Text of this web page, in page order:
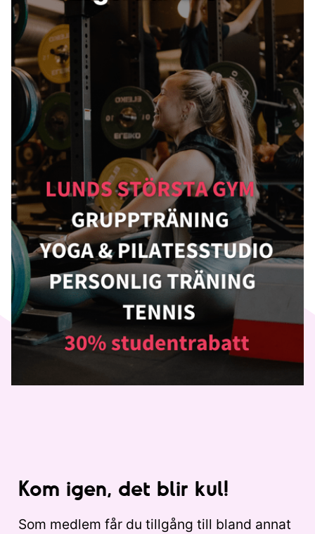
Kom igen, det blir kul!
Som medlem får du tillgång till bland annat